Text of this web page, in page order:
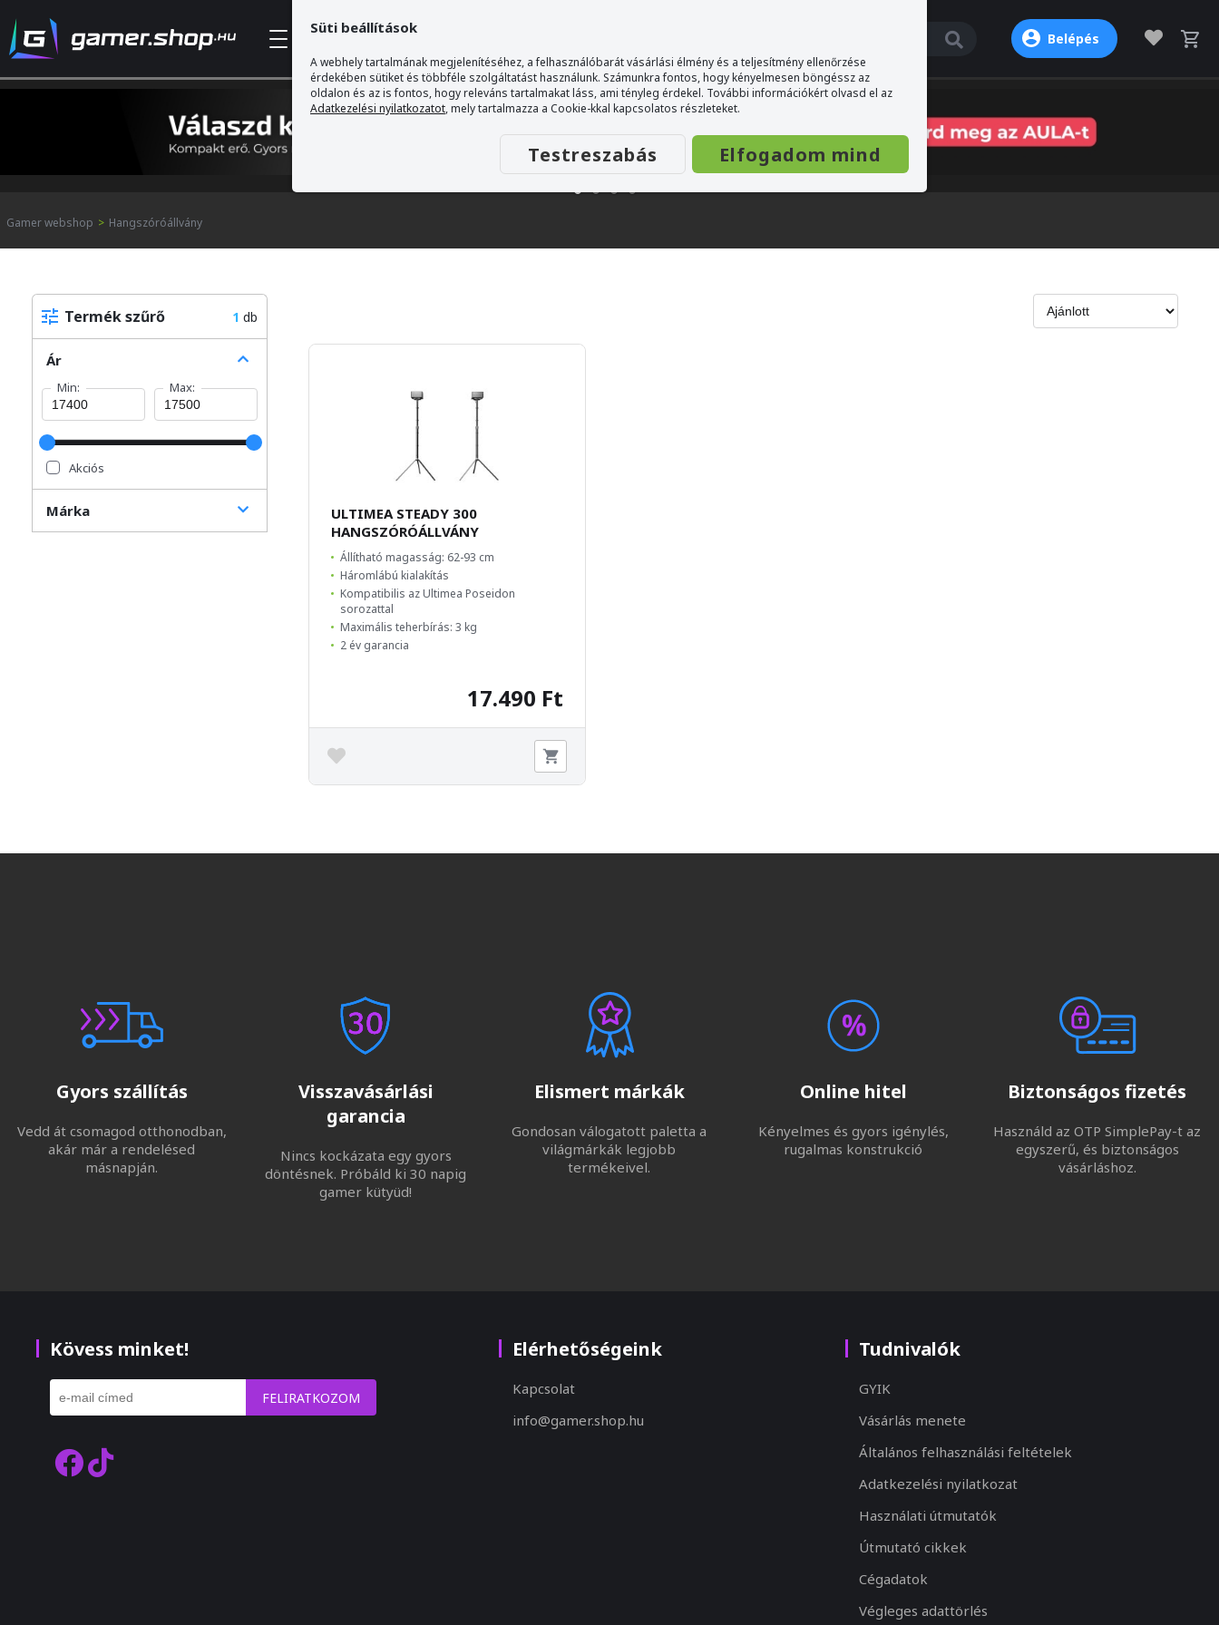
Belépés
Kategóriák
Gamer webshop > Hangszóróállvány
Termék szűrő 1 db
Ár
Min: Max:
Akciós
Márka
ULTIMEA STEADY 300
HANGSZÓRÓÁLLVÁNY
Állítható magasság: 62-93 cm
Háromlábú kialakítás
Kompatibilis az Ultimea Poseidon
sorozattal
Maximális teherbírás: 3 kg
2 év garancia
17.490 Ft
Gyors szállítás
Vedd át csomagod otthonodban,
akár már a rendelésed
másnapján.
Visszavásárlási
garancia
Nincs kockázata egy gyors
döntésnek. Próbáld ki 30 napig
gamer kütyüd!
Elismert márkák
Gondosan válogatott paletta a
világmárkák legjobb
termékeivel.
Online hitel
Kényelmes és gyors igénylés,
rugalmas konstrukció
Biztonságos fizetés
Használd az OTP SimplePay-t az
egyszerű, és biztonságos
vásárláshoz.
Kövess minket!
FELIRATKOZOM
Elérhetőségeink
Kapcsolat
info@gamer.shop.hu
Tudnivalók
GYIK
Vásárlás menete
Általános felhasználási feltételek
Adatkezelési nyilatkozat
Használati útmutatók
Útmutató cikkek
Cégadatok
Végleges adattörlés
Süti beállítások
A webhely tartalmának megjelenítéséhez, a felhasználóbarát vásárlási élmény és a teljesítmény ellenőrzése
érdekében sütiket és többféle szolgáltatást használunk. Számunkra fontos, hogy kényelmesen böngéssz az
oldalon és az is fontos, hogy releváns tartalmakat láss, ami tényleg érdekel. További információkért olvasd el az
Adatkezelési nyilatkozatot, mely tartalmazza a Cookie-kkal kapcsolatos részleteket.
Testreszabás Elfogadom mind